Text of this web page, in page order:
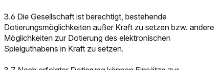
3.6 Die Gesellschaft ist berechtigt, bestehende
Dotierungsmöglichkeiten außer Kraft zu setzen bzw. andere
Möglichkeiten zur Dotierung des elektronischen
Spielguthabens in Kraft zu setzen.